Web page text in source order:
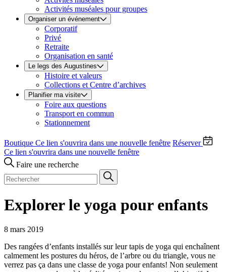
Activités muséales pour groupes
Organiser un événement
Corporatif
Privé
Retraite
Organisation en santé
Le legs des Augustines
Histoire et valeurs
Collections et Centre d’archives
Planifier ma visite
Foire aux questions
Transport en commun
Stationnement
Boutique Ce lien s'ouvrira dans une nouvelle fenêtre Réserver
Ce lien s'ouvrira dans une nouvelle fenêtre
Faire une recherche
Explorer le yoga pour enfants
8 mars 2019
Des rangées d’enfants installés sur leur tapis de yoga qui enchaînent
calmement les postures du héros, de l’arbre ou du triangle, vous ne
verrez pas ça dans une classe de yoga pour enfants! Non seulement